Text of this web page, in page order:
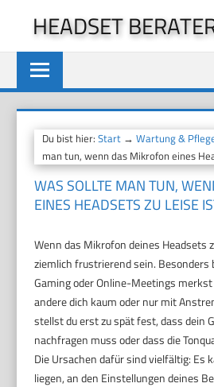
springen
HEADSET
Du bist hier:Start →Wartung &
man tun, wenn das Mikrofon eines
WAS SOLLTE MAN TUN,
EINES HEADSETS ZU LEISE
Wenn das Mikrofon deines Headsets
ziemlich frustrierend sein. Besonders
Gaming oder Online-Meetings
andere dich kaum oder nur mit
stellst du erst zu spät fest, dass dein
nachfragen muss oder dass die
Die Ursachen dafür sind vielfältig: Es
liegen, an den Einstellungen deines